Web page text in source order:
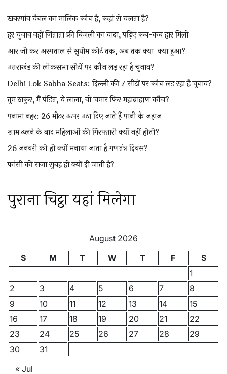
खबरगांव चैनल का मालिक कौन है, कहां से चलता है?
हर चुनाव नहीं जिताता फ्री बिजली का वादा, पढ़िए कब-कब हार मिली
आर जी कर अस्पताल से सुप्रीम कोर्ट तक, अब तक क्या-क्या हुआ?
उत्तराखंड की लोकसभा सीटों पर कौन लड़ रहा है चुनाव?
Delhi Lok Sabha Seats: दिल्ली की 7 सीटों पर कौन लड़ रहा है चुनाव?
तुम ठाकुर, मैं पंडित, ये लाला, वो चमार फिर महाब्राह्मण कौन?
पनामा नहर: 26 मीटर ऊपर उठा दिए जाते हैं पानी के जहाज
शाम ढलने के बाद महिलाओं की गिरफ्तारी क्यों नहीं होती?
26 जनवरी को ही क्यों मनाया जाता है गणतंत्र दिवस?
फांसी की सजा सुबह ही क्यों दी जाती है?
पुराना चिट्ठा यहां मिलेगा
August 2026
S
M T W T F
S
1
2
3 4 5 6 7
8
9
10 11 12 13 14
15
16
17 18 19 20 21
22
23
24 25 26 27 28
29
30
31
« Jul